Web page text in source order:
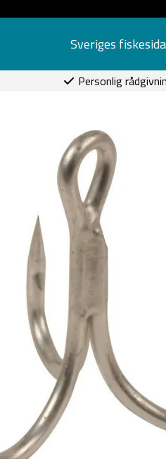
Sveriges fiskesida
Personlig